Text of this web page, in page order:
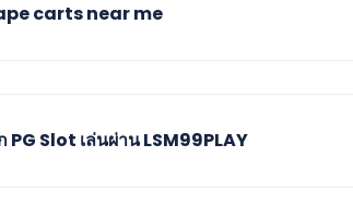
carts near me
PG Slot เล่นผ่าน LSM99PLAY